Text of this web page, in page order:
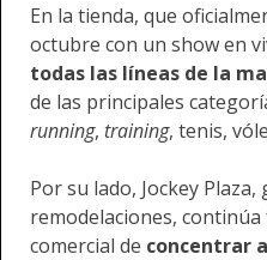
En la tienda, que
octubre con un show en
todas las líneas de la
de las principales
running, training, tenis,
Por su lado, Jockey
remodelaciones,
comercial de concentrar